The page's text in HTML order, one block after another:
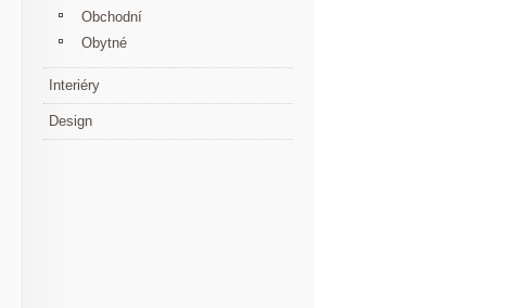
Obchodní
Obytné
Interiéry
Design